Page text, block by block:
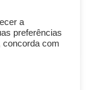
a
preferências
concorda com